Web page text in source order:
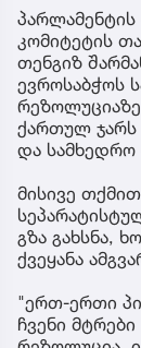
კომიტეტის
თენგიზ
ევროსაბჭოს
ქართულ ჯარს
და სამხედრო
მისივე
გზა გახსნა,
ქვეყანა
"ერთ-ერთი
ჩვენი